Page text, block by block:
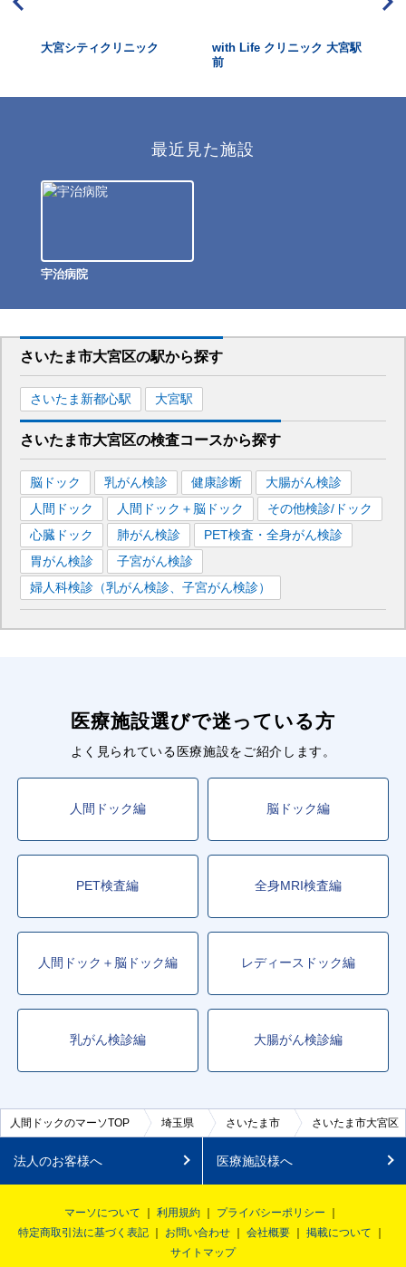
大宮シティクリニック
with Life クリニック 大宮駅
前
最近見た施設
宇治病院
さいたま市大宮区の駅から探す
さいたま新都心駅 大宮駅
さいたま市大宮区の検査コースから探す
脳ドック 乳がん検診 健康診断
大腸がん検診
人間ドック
人間ドック＋脳ドック
その他検診/ドック
心臓ドック
肺がん検診
PET検査・全身がん検診
胃がん検診
子宮がん検診
婦人科検診（乳がん検診、子宮がん検診）
医療施設選びで迷っている方
よく見られている医療施設をご紹介します。
人間ドック編 脳ドック編
PET検査編 全身MRI検査編
人間ドック＋脳ドック編 レディースドック編
乳がん検診編 大腸がん検診編
人間ドックのマーソTOP 埼玉県 さいたま市 さいたま市大宮区
法人のお客様へ 医療施設様へ
マーソについて 利用規約
プライバシーポリシー
特定商取引法に基づく表記
お問い合わせ 会社概要
掲載について
サイトマップ